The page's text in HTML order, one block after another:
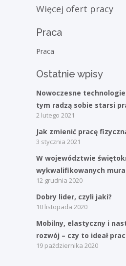
Więcej ofert pracy
Praca
Praca
Ostatnie wpisy
Nowoczesne
tym radzą sobie starsi
2 lutego 2021
Jak zmienić pracę
3 stycznia 2021
W województwie
wykwalifikowanych
12 grudnia 2020
Dobry lider, czyli jaki?
10 listopada 2020
Mobilny, elastyczny i
rozwój – czy to ideał
19 października 2020